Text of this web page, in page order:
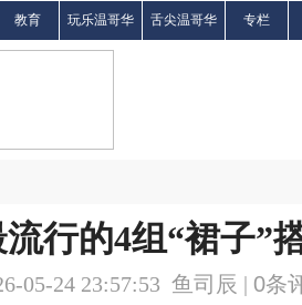
教育 玩乐温哥华 舌尖温哥华 专栏
行的4组“裙子”
05-24 23:57:53 鱼司辰 | 0条